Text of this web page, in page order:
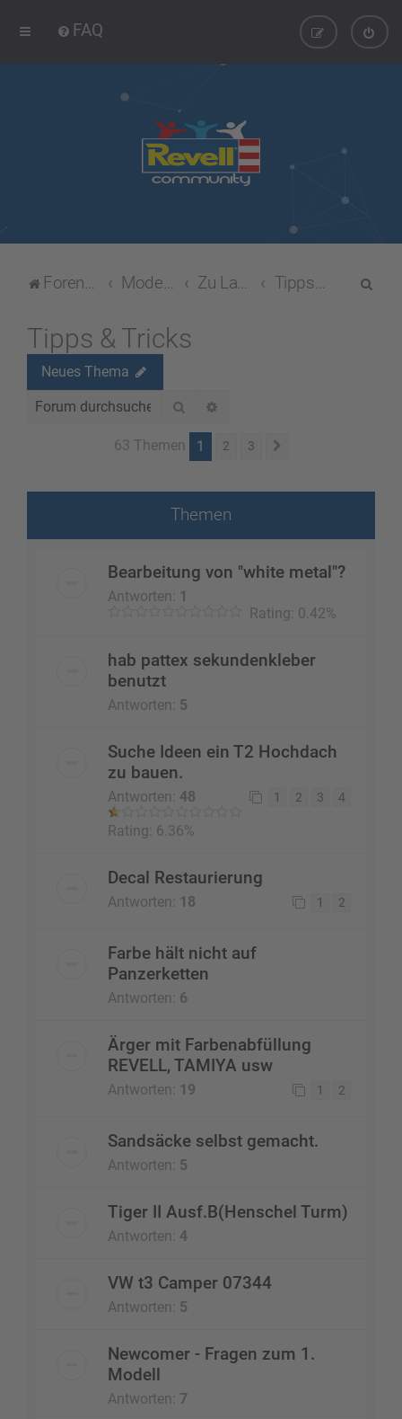
FAQ
Foren-Übersicht Modellbau-Forum Zu Lande Tipps & Tricks
Tipps & Tricks
Neues Thema
Suche
63 Themen 1 2 3
Themen
Bearbeitung von "white metal"?
Antworten:
1
Rating: 0.42%
hab pattex sekundenkleber
benutzt
Antworten: 5
Suche Ideen ein T2 Hochdach
zu bauen.
Antworten: 48 1 2 3 4
Rating: 6.36%
Decal Restaurierung
Antworten: 18 1 2
Farbe hält nicht auf
Panzerketten
Antworten: 6
Ärger mit Farbenabfüllung
REVELL, TAMIYA usw
Antworten: 19 1 2
Sandsäcke selbst gemacht.
Antworten: 5
Tiger II Ausf.B(Henschel Turm)
Antworten: 4
VW t3 Camper 07344
Antworten: 5
Newcomer - Fragen zum 1.
Modell
Antworten: 7